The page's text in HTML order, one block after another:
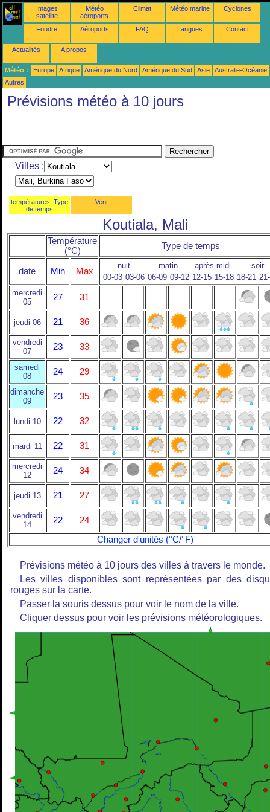
Images
satellite
Météo
aéroports
Climat Météo marine Cyclones
Foudre Aéroports FAQ Langues Contact
Actualités A propos
Météo : Europe Afrique Amérique du Nord Amérique du Sud Asie
Australie-Océanie
Autres
Prévisions météo à 10 jours
Villes :
températures, Type
de temps
Vent
Koutiala, Mali
Température
(°C)
Type de temps
date Min Max
nuit matin après-midi
soir
00-03 03-06 06-09 09-12 12-15 15-18 18-21
mercredi
05
27 31
jeudi 06 21 36
vendredi
07
23 33
samedi
08
24 29
dimanche
09
23 35
lundi 10 22 32
mardi 11 22 31
mercredi
12
24 34
jeudi 13 21 27
vendredi
14
22
24
Changer d'unités (°C/°F)
Prévisions météo à 10 jours des villes à travers le monde.
Les villes disponibles sont représentées par des
rouges sur la carte.
Passer la souris dessus pour voir le nom de la ville.
Cliquer dessus pour voir les prévisions météorologiques.